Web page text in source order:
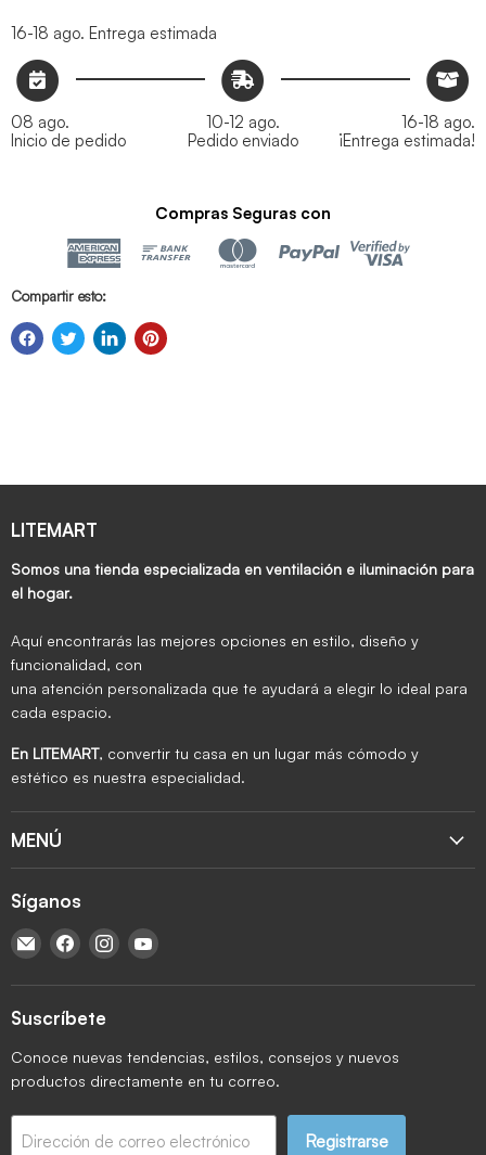
16-18 ago. Entrega estimada
08 ago.
Inicio de pedido
10-12 ago.
Pedido enviado
16-18 ago.
¡Entrega estimada!
Compras Seguras con
Compartir esto:
LITEMART
Somos una tienda especializada en ventilación e iluminación para
el hogar.
Aquí encontrarás las mejores opciones en estilo, diseño y
funcionalidad, con
una atención personalizada que te ayudará a elegir lo ideal para
cada espacio.
En LITEMART, convertir tu casa en un lugar más cómodo y
estético es nuestra especialidad.
MENÚ
Síganos
Encuéntrenos en Correo electrónico
Encuéntrenos en Facebook
Encuéntrenos en Instagram
Suscríbete
Conoce nuevas tendencias, estilos, consejos y nuevos
productos directamente en tu correo.
Dirección de correo electrónico Registrarse